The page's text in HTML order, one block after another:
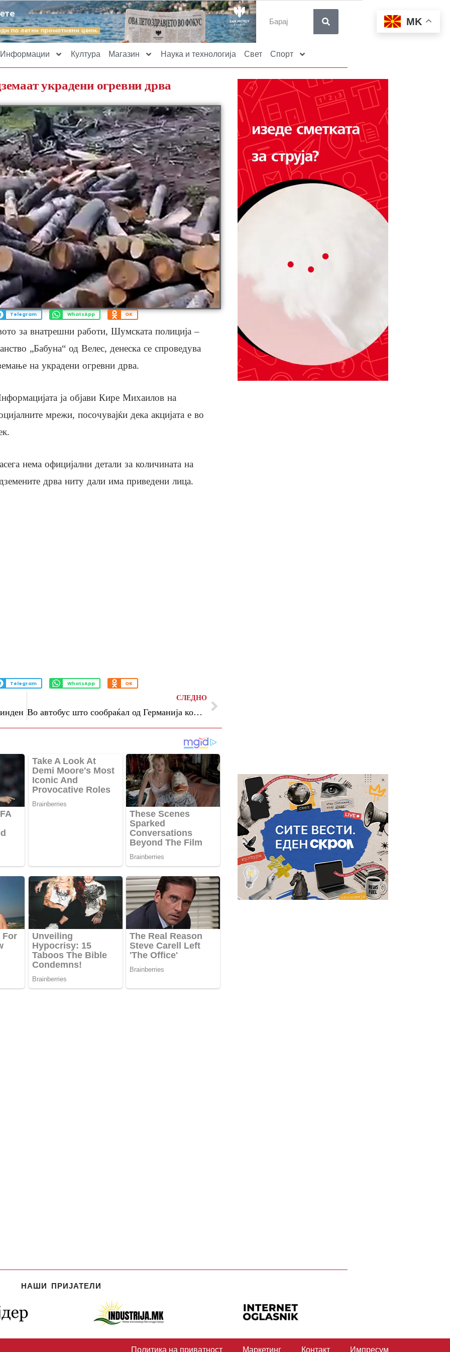
Информации Култура Магазин Наука и технологија Свет Спорт
украдени огревни дрва
Telegram WhatsApp OK
за внатрешни работи, Шумската полиција –
„Бабуна“ од Велес, денеска се спроведува
на украдени огревни дрва.
ја објави Кире Михаилов на
мрежи, посочувајќи дека акцијата е во
нема официјални детали за количината на
дрва ниту дали има приведени лица.
Telegram WhatsApp OK
СЛЕДНО
Во автобус што сообраќал од Германија кон Македонија откриени непријавени 34.965 евра кај патник од Теарце
НАШИ ПРИЈАТЕЛИ
MK